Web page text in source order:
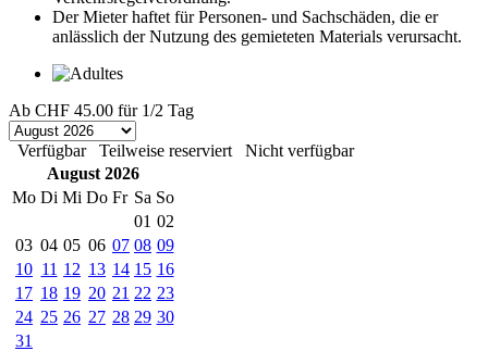
Der Mieter haftet für Personen- und Sachschäden, die er
anlässlich der Nutzung des gemieteten Materials verursacht.
Ab CHF 45.00 für 1/2 Tag
Verfügbar Teilweise reserviert
Nicht verfügbar
August 2026
Mo Di Mi Do Fr Sa So
01 02
03 04 05 06 07 08 09
10 11 12 13 14 15 16
17 18 19 20 21 22 23
24 25 26 27 28 29 30
31